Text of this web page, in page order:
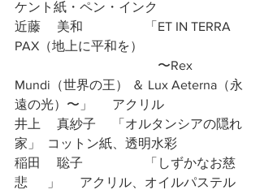
ケント紙・ペン・インク
近藤 　美和		「ET IN TERRA
PAX（地上に平和を）
Mundi（世界の王） ＆ Lux Aeterna（永
遠の光）〜」	アクリル
井上 　真紗子	「オルタンシアの隠れ
家」	コットン紙、透明水彩
稲田 　聡子		「しずかなお慈
悲	」	アクリル、オイルパステル